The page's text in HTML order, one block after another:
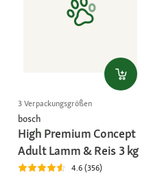
3 Verpackungsgrößen
bosch
High Premium Concept
Adult Lamm & Reis 3 kg
4.6 (356)